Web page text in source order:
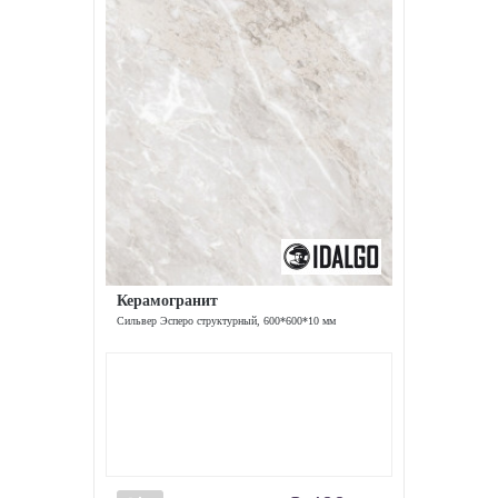
Керамогранит
Сильвер Эсперо структурный, 600*600*10 мм